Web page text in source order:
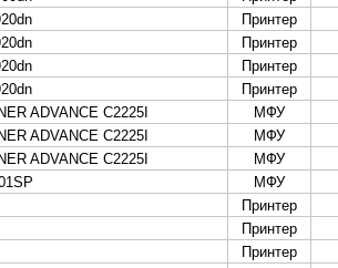
и принтеры KYOCERA
и МФУ и факсы Brother
и МФУ Oce
и МФУ Oce
системы Oce VarioPrint DP Line
плоттеры и принтеры Canon
Canon
и МФУ Canon
Canon
картриджей Canon
плоттеры и принтеры HP
и МФУ HP
hp